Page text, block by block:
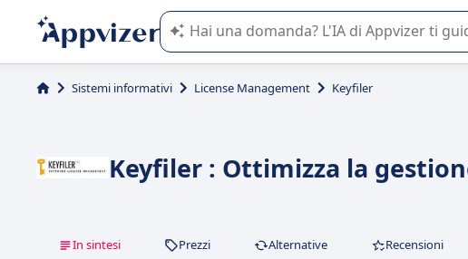
L'IA di Appvizer vi guida nell'utilizzo o nella
Sistemi informativi License Management Keyfiler
Keyfiler : Ottimizza la
In sintesi Prezzi Alternative Recensioni